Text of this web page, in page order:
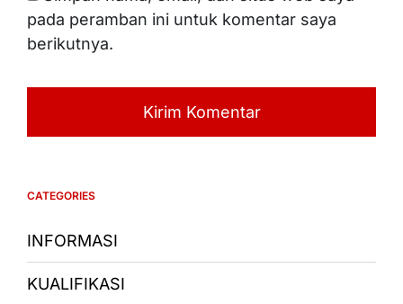
pada peramban ini untuk komentar saya
berikutnya.
CATEGORIES
INFORMASI
KUALIFIKASI